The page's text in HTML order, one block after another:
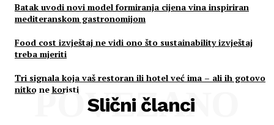
Batak uvodi novi model formiranja cijena vina inspiriran
mediteranskom gastronomijom
Food cost izvještaj ne vidi ono što sustainability izvještaj
treba mjeriti
Tri signala koja vaš restoran ili hotel već ima – ali ih gotovo
nitko ne koristi
Slični članci
POVEZANO